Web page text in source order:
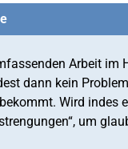
Arbeit
dann kein
Wird indes
um